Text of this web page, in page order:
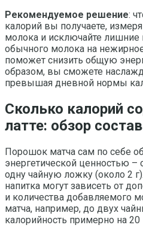
Рекомендуемое решение:
калорий вы получаете,
молока и исключайте лишние
обычного молока на
поможет снизить общую
образом, вы сможете
превышая дневной нормы
Сколько калорий
латте: обзор
Порошок матча сам по себе
энергетической ценностью –
одну чайную ложку (около 2
напитка могут зависеть от
и количества добавляемого
матча, например, до двух
калорийность примерно на 20